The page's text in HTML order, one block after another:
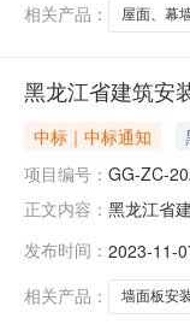
相关产品：
屋面、幕
黑龙江省建筑安
中标｜中标通知
项目编号： GG-ZC-
正文内容： 黑龙江省
五-026）-
布日期：
发布时间： 2023-11-
相关产品：
墙面板安